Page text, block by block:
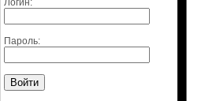
Логин:
Пароль: